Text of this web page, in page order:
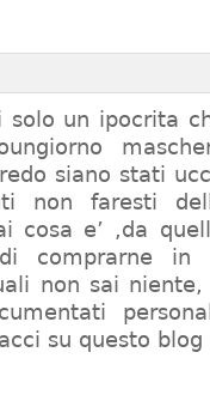
solo un ipocrita
siano stati
non faresti
cosa e’ ,da
comprarne in
non sai
su questo blog